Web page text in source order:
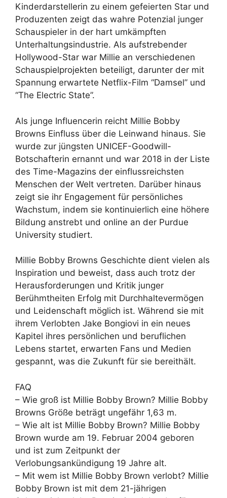
Kinderdarstellerin zu einem gefeierten Star und
Produzenten zeigt das wahre Potenzial junger
Schauspieler in der hart umkämpften
Unterhaltungsindustrie. Als aufstrebender
Hollywood-Star war Millie an verschiedenen
Schauspielprojekten beteiligt, darunter der mit
Spannung erwartete Netflix-Film “Damsel” und
“The Electric State”.
Als junge Influencerin reicht Millie Bobby
Browns Einfluss über die Leinwand hinaus. Sie
wurde zur jüngsten UNICEF-Goodwill-
Botschafterin ernannt und war 2018 in der Liste
des Time-Magazins der einflussreichsten
Menschen der Welt vertreten. Darüber hinaus
zeigt sie ihr Engagement für persönliches
Wachstum, indem sie kontinuierlich eine höhere
Bildung anstrebt und online an der Purdue
University studiert.
Millie Bobby Browns Geschichte dient vielen als
Inspiration und beweist, dass auch trotz der
Herausforderungen und Kritik junger
Berühmtheiten Erfolg mit Durchhaltevermögen
und Leidenschaft möglich ist. Während sie mit
ihrem Verlobten Jake Bongiovi in ein neues
Kapitel ihres persönlichen und beruflichen
Lebens startet, erwarten Fans und Medien
gespannt, was die Zukunft für sie bereithält.
FAQ
– Wie groß ist Millie Bobby Brown? Millie Bobby
Browns Größe beträgt ungefähr 1,63 m.
– Wie alt ist Millie Bobby Brown? Millie Bobby
Brown wurde am 19. Februar 2004 geboren
und ist zum Zeitpunkt der
Verlobungsankündigung 19 Jahre alt.
– Mit wem ist Millie Bobby Brown verlobt? Millie
Bobby Brown ist mit dem 21-jährigen